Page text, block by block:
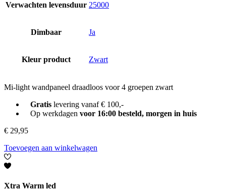
Verwachten levensduur 25000
Dimbaar Ja
Kleur product Zwart
Mi-light wandpaneel draadloos voor 4 groepen zwart
Gratislevering vanaf € 100,-
Op werkdagen voor 16:00 besteld, morgen in huis
€ 29,95
Toevoegen aan winkelwagen
Xtra Warm led